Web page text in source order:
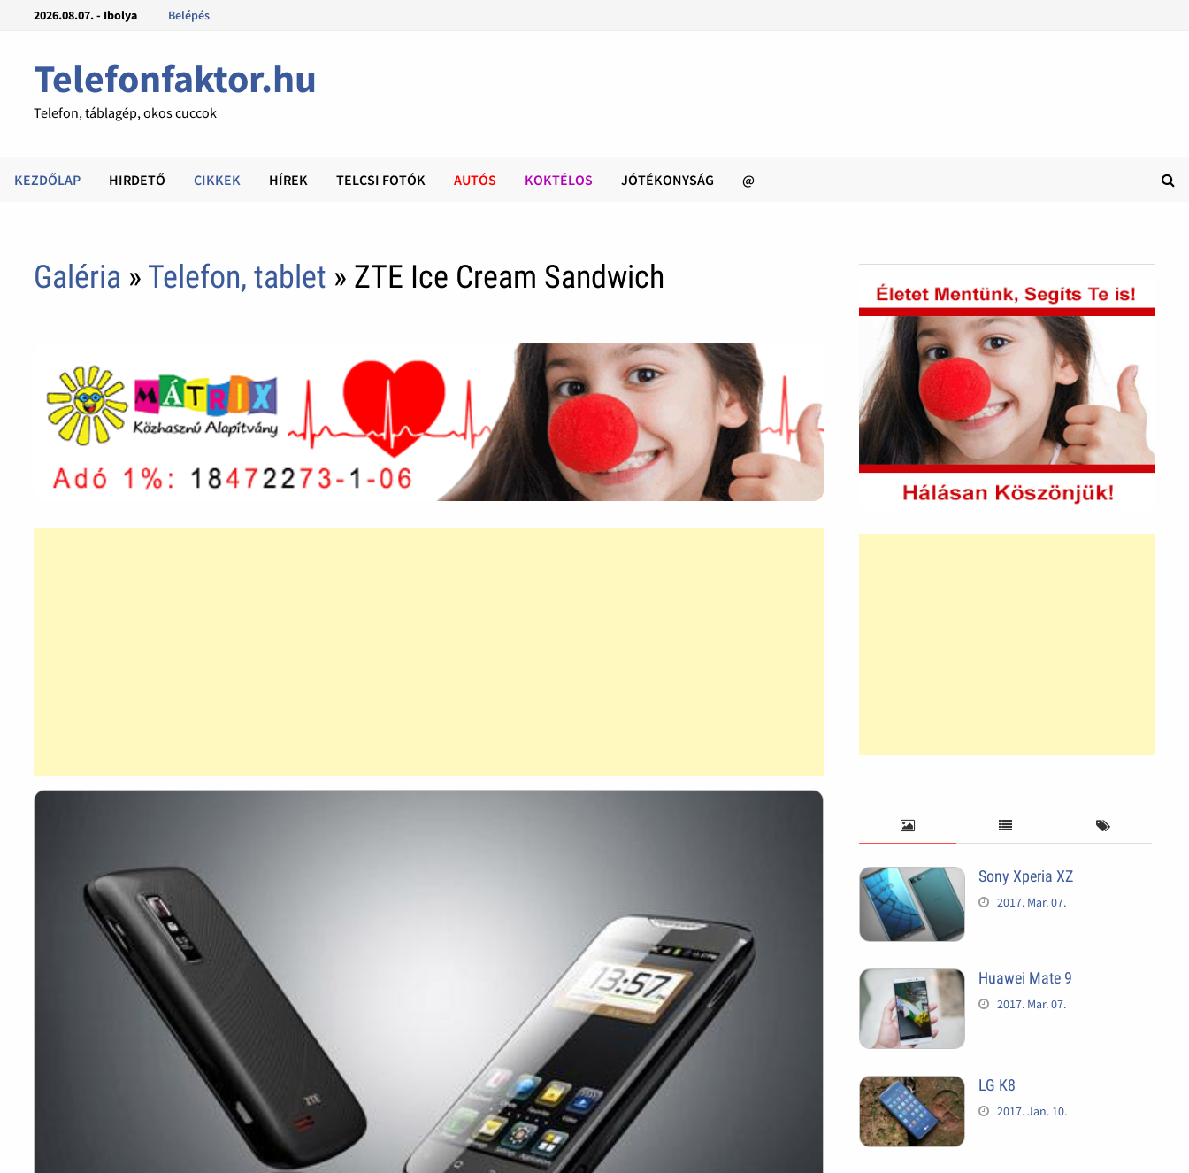
2026.08.07. - Ibolya Belépés
Telefonfaktor.hu
Telefon, táblagép, okos cuccok
KEZDŐLAP HIRDETŐ CIKKEK HÍREK TELCSI FOTÓK AUTÓS KOKTÉLOS JÓTÉKONYSÁG @
Galéria » Telefon, tablet » ZTE Ice Cream Sandwich
Sony Xperia XZ
2017. Mar. 07.
Huawei Mate 9
2017. Mar. 07.
LG K8
2017. Jan. 10.